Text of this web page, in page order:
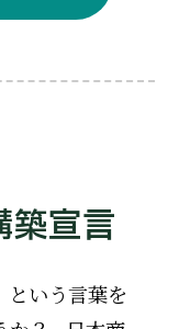
築宣言
という言葉を